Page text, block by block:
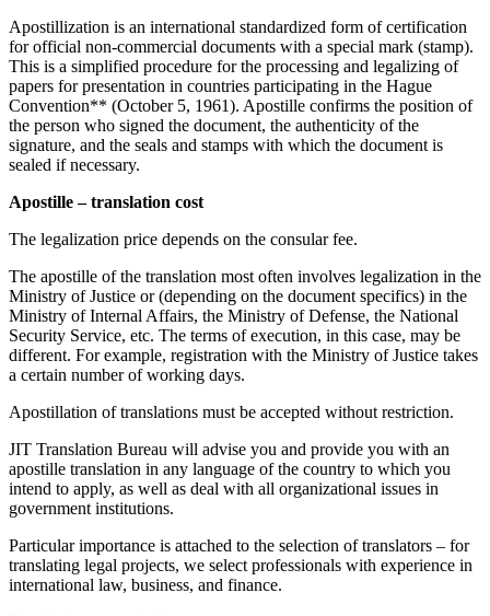
Apostillization is an international standardized form of certification
for official non-commercial documents with a special mark (stamp).
This is a simplified procedure for the processing and legalizing of
papers for presentation in countries participating in the Hague
Convention** (October 5, 1961). Apostille confirms the position of
the person who signed the document, the authenticity of the
signature, and the seals and stamps with which the document is
sealed if necessary.
Apostille – translation cost
The legalization price depends on the consular fee.
The apostille of the translation most often involves legalization in the
Ministry of Justice or (depending on the document specifics) in the
Ministry of Internal Affairs, the Ministry of Defense, the National
Security Service, etc. The terms of execution, in this case, may be
different. For example, registration with the Ministry of Justice takes
a certain number of working days.
Apostillation of translations must be accepted without restriction.
JIT Translation Bureau will advise you and provide you with an
apostille translation in any language of the country to which you
intend to apply, as well as deal with all organizational issues in
government institutions.
Particular importance is attached to the selection of translators – for
translating legal projects, we select professionals with experience in
international law, business, and finance.